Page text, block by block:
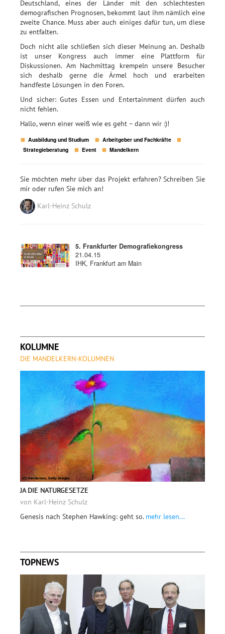
Deutschland, eines der Länder mit den schlechtesten
demografischen Prognosen, bekommt laut ihm nämlich eine
zweite Chance. Muss aber auch einiges dafür tun, um diese
zu entfalten.
Doch nicht alle schließen sich dieser Meinung an. Deshalb
ist unser Kongress auch immer eine Plattform für
Diskussionen. Am Nachmittag krempeln unsere Besucher
sich deshalb gerne die Ärmel hoch und erarbeiten
handfeste Lösungen in den Foren.
Und sicher: Gutes Essen und Entertainment dürfen auch
nicht fehlen.
Hallo, wenn einer weiß wie es geht – dann wir :)!
Ausbildung und Studium
Arbeitgeber und Fachkräfte
Strategieberatung
Event Mandelkern
Sie möchten mehr über das Projekt erfahren? Schreiben Sie
mir oder rufen Sie mich an!
Karl-Heinz Schulz
5. Frankfurter Demografiekongress
21.04.15
IHK, Frankfurt am Main
KOLUMNE
DIE MANDELKERN-KOLUMNEN
JA DIE NATURGESETZE
von Karl-Heinz Schulz
Genesis nach Stephen Hawking: geht so. mehr lesen...
TOPNEWS